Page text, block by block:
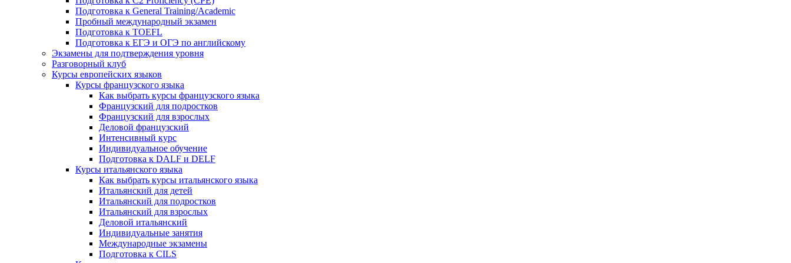
Подготовка к General Training/Academic
Пробный международный экзамен
Подготовка к TOEFL
Подготовка к ЕГЭ и ОГЭ по английскому
Экзамены для подтверждения уровня
Разговорный клуб
Курсы европейских языков
Курсы французского языка
Как выбрать курсы французского языка
Французский для подростков
Французский для взрослых
Деловой французский
Интенсивный курс
Индивидуальное обучение
Подготовка к DALF и DELF
Курсы итальянского языка
Как выбрать курсы итальянского языка
Итальянский для детей
Итальянский для подростков
Итальянский для взрослых
Деловой итальянский
Индивидуальные занятия
Международные экзамены
Подготовка к CILS